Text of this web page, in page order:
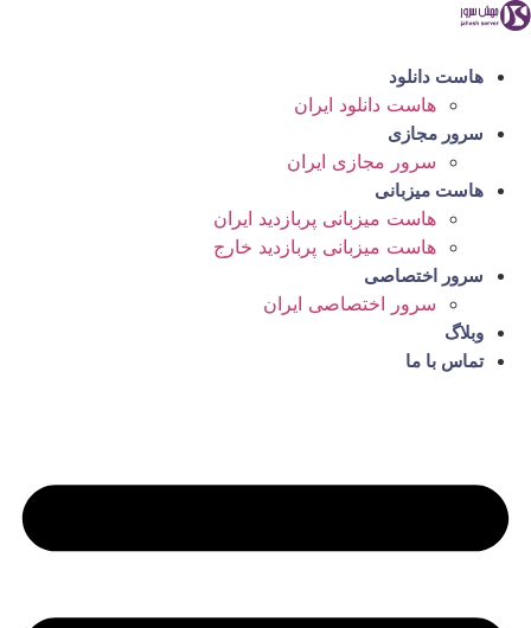
پرش
محتوا
هاست دانلود
هاست دانلود ایران
سرور مجازی
سرور مجازی ایران
هاست میزبانی
هاست میزبانی پربازدید ایران
هاست میزبانی پربازدید خارج
سرور اختصاصی
سرور اختصاصی ایران
وبلاگ
تماس با ما